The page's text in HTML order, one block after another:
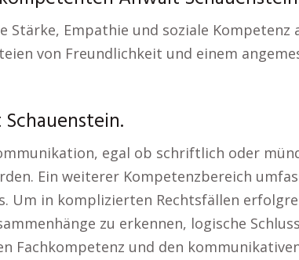
Stärke, Empathie und soziale
von Freundlichkeit und einem
egal ob schriftlich oder
Ein weiterer Kompetenzbereich
Um in komplizierten Rechtsfällen
zu erkennen, logische
Fachkompetenz und den